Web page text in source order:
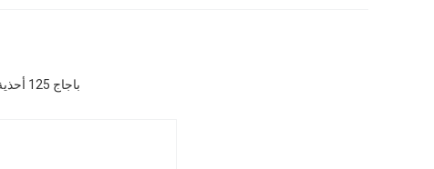
باجاج 125 أحذية الفرامل مجموعة الألومنيوم أحذية الفرامل الدراجة النارية غير الأسبستوس ISO9001